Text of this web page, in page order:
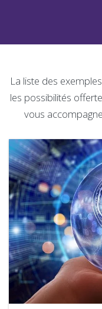
La liste des
les possibilités
vous